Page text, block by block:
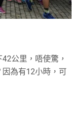
公里，唔使驚，
為有12小時，可